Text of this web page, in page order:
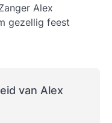
Alex
gezellig feest
van Alex